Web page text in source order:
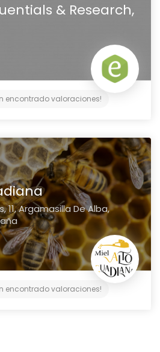
& Research,
encontrado valoraciones!
11,Argamasilla De Alba,
encontrado valoraciones!